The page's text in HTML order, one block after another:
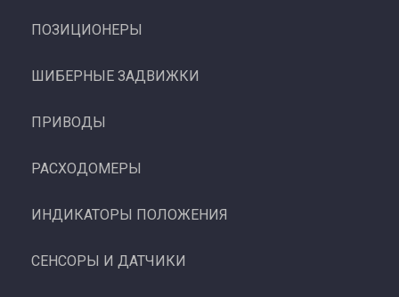
ПОЗИЦИОНЕРЫ
ШИБЕРНЫЕ ЗАДВИЖКИ
ПРИВОДЫ
РАСХОДОМЕРЫ
ИНДИКАТОРЫ ПОЛОЖЕНИЯ
СЕНСОРЫ И ДАТЧИКИ